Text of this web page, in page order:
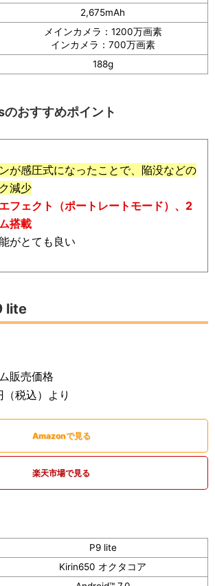
2,675mAh
メインカメラ：1200万画素
インカメラ：700万画素
188g
おすすめポイント
が感圧式になったことで、陥没などの
減少
フェクト（ポートレートモード）、2
搭載
がとても良い
lite
販売価格
税込）より
Amazonで見る
楽天市場で見る
P9 lite
Kirin650 オクタコア